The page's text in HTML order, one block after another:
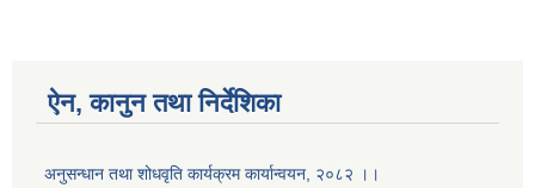
ऐन, कानुन तथा निर्देशिका
अनुसन्धान तथा शोधवृति कार्यक्रम कार्यान्वयन, २०८२ ।।